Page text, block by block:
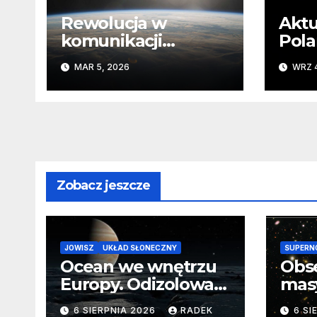
Rewolucja w
komunikacji
satelitarnej. Europa
wyprzedza Chiny
MAR 5, 2026 WRZ
Zobacz jeszcze
JOWISZ UKŁAD SŁONECZNY
Ocean we wnętrzu
Europy. Odizolowani
przez lodową
6 SIERPNIA 2026 RADEK
od
6